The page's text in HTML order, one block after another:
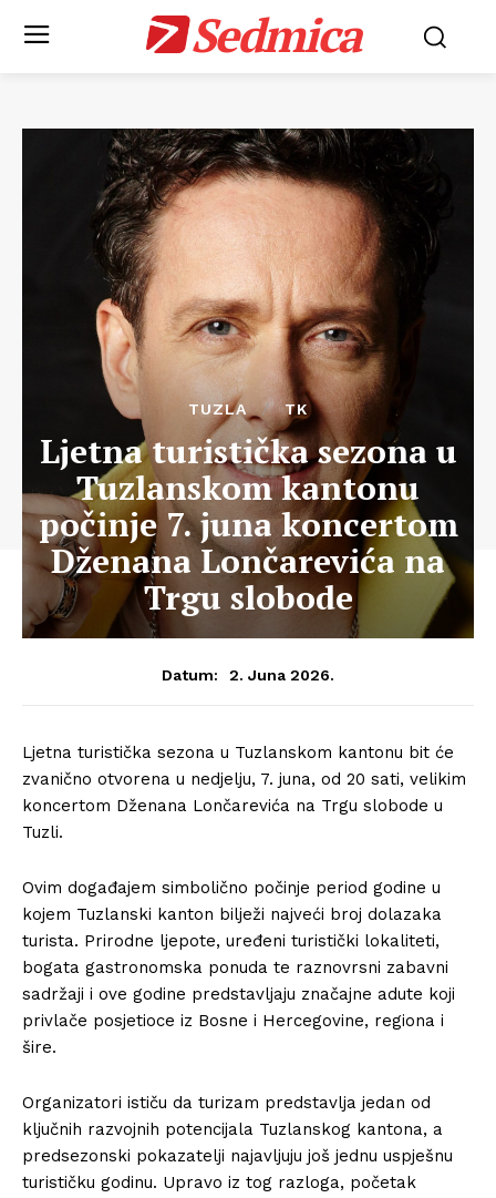
Sedmica
TUZLA TK
Ljetna turistička sezona u
Tuzlanskom kantonu
počinje 7. juna koncertom
Dženana Lončarevića na
Trgu slobode
Datum: 2. Juna 2026.
Ljetna turistička sezona u Tuzlanskom kantonu bit će
zvanično otvorena u nedjelju, 7. juna, od 20 sati, velikim
koncertom Dženana Lončarevića na Trgu slobode u
Tuzli.
Ovim događajem simbolično počinje period godine u
kojem Tuzlanski kanton bilježi najveći broj dolazaka
turista. Prirodne ljepote, uređeni turistički lokaliteti,
bogata gastronomska ponuda te raznovrsni zabavni
sadržaji i ove godine predstavljaju značajne adute koji
privlače posjetioce iz Bosne i Hercegovine, regiona i
šire.
Organizatori ističu da turizam predstavlja jedan od
ključnih razvojnih potencijala Tuzlanskog kantona, a
predsezonski pokazatelji najavljuju još jednu uspješnu
turističku godinu. Upravo iz tog razloga, početak